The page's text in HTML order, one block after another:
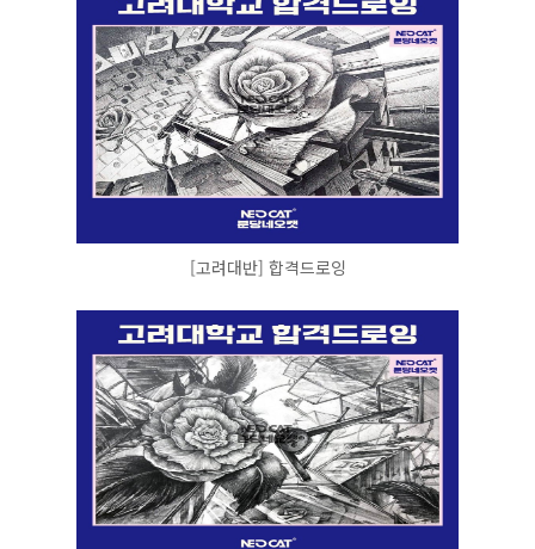
[고려대반] 합격드로잉